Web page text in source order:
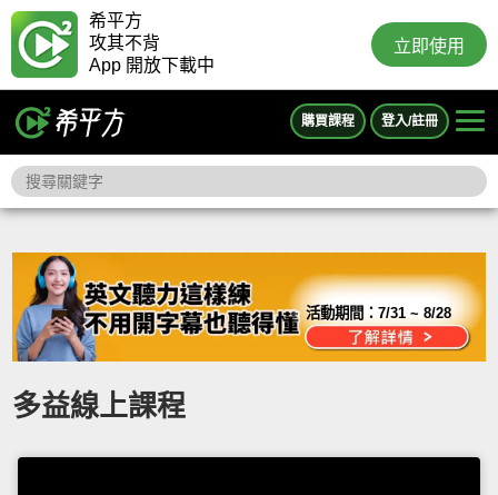
希平方
攻其不背
App 開放下載中
立即使用
購買課程 登入/註冊
活動期間：7/31 ~ 8/28
多益線上課程